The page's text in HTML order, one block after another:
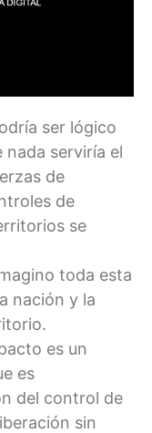
ser lógico
nada serviría el
de
de
se
toda esta
nación y la
es un
es
del control de
sin